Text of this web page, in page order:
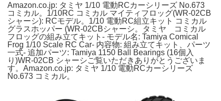
Amazon.co.jp: タミヤ 1/10 電動RCカーシリーズ No.673
コミカル。1/10RC コミカル マイティフロッグ(WR-02CB
シャーシ): RCモデル。1/10 電動RC組立キット コミカル
グラスホッパー (WR-02CBシャーシ。タミヤ コミカル
フロッグの組み立てキット- モデル名: Tamiya Comical
Frog 1/10 Scale RC Car- 内容物: 組み立てキット、パーツ
一式- 追加パーツ: Tamiya 1150 Ball Bearings (16個入
り)WR-02CB シャーシご覧いただきありがとうございま
す。Amazon.co.jp: タミヤ 1/10 電動RCカーシリーズ
No.673 コミカル。